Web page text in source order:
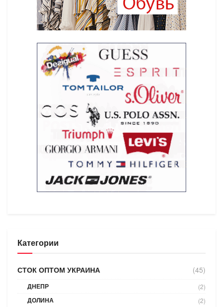
Категории
СТОК ОПТОМ УКРАИНА (45)
ДНЕПР (2)
ДОЛИНА (2)